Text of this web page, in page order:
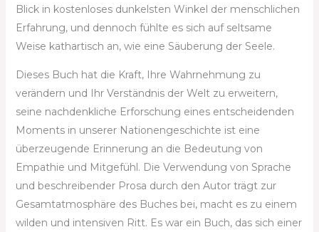
Blick in kostenloses dunkelsten Winkel der menschlichen
Erfahrung, und dennoch fühlte es sich auf seltsame
Weise kathartisch an, wie eine Säuberung der Seele.
Dieses Buch hat die Kraft, Ihre Wahrnehmung zu
verändern und Ihr Verständnis der Welt zu erweitern,
seine nachdenkliche Erforschung eines entscheidenden
Moments in unserer Nationengeschichte ist eine
überzeugende Erinnerung an die Bedeutung von
Empathie und Mitgefühl. Die Verwendung von Sprache
und beschreibender Prosa durch den Autor trägt zur
Gesamtatmosphäre des Buches bei, macht es zu einem
wilden und intensiven Ritt. Es war ein Buch, das sich einer